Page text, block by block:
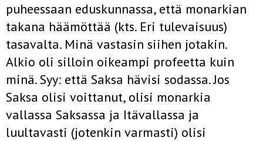
puheessaan eduskunnassa, että monarkian
takana häämöttää (kts. Eri tulevaisuus)
tasavalta. Minä vastasin siihen jotakin.
Alkio oli silloin oikeampi profeetta kuin
minä. Syy: että Saksa hävisi sodassa. Jos
Saksa olisi voittanut, olisi monarkia
vallassa Saksassa ja Itävallassa ja
luultavasti (jotenkin varmasti) olisi